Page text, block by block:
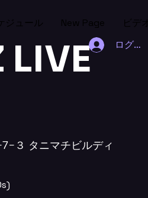
ジュール New Page ビデオ
ログイン
LIVE
３ タニマチビルディ